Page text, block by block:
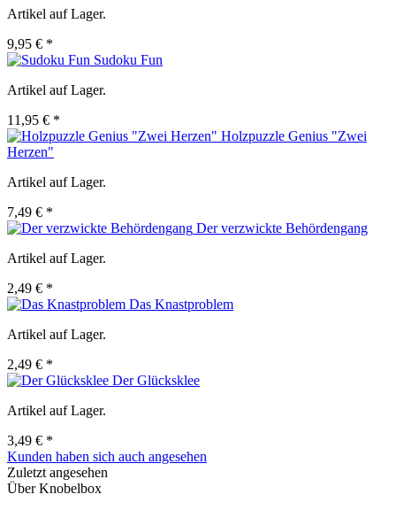
Artikel auf Lager.
9,95 € *
Sudoku Fun
Artikel auf Lager.
11,95 € *
Holzpuzzle Genius "Zwei
Herzen"
Artikel auf Lager.
7,49 € *
Der verzwickte Behördengang
Artikel auf Lager.
2,49 € *
Das Knastproblem
Artikel auf Lager.
2,49 € *
Der Glücksklee
Artikel auf Lager.
3,49 € *
Kunden haben sich auch angesehen
Zuletzt angesehen
Über Knobelbox